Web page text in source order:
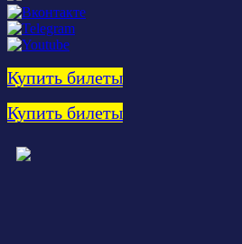
Купить билеты
Купить билеты